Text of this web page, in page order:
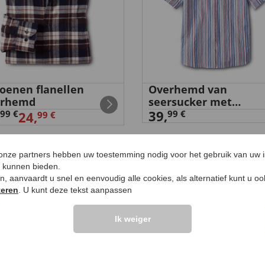
flanellen
99 €24,99 €
Overhemd van
seersucker met
ritssluiting
39,99 €
>>
partners hebben uw toestemming nodig voor het gebruik van uw
bieden.
aanvaardt u snel en eenvoudig alle cookies, als alternatief kunt u
. U kunt deze tekst aanpassen
Ik weiger